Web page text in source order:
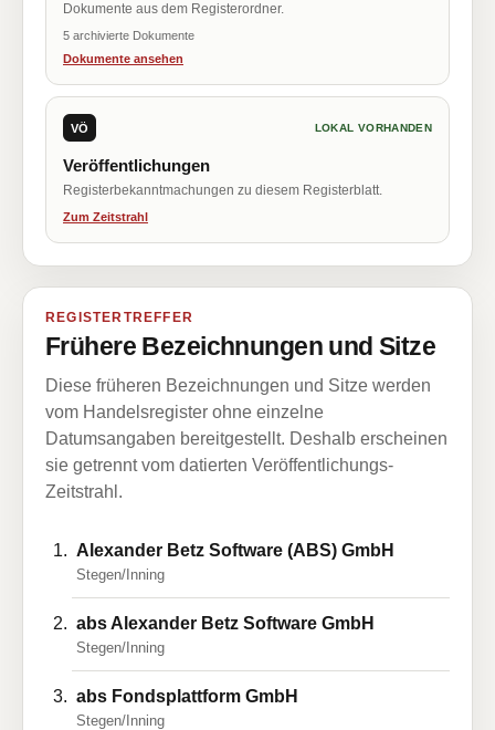
Dokumente aus dem Registerordner.
5 archivierte Dokumente
Dokumente ansehen
VÖ LOKAL VORHANDEN
Veröffentlichungen
Registerbekanntmachungen zu diesem Registerblatt.
Zum Zeitstrahl
REGISTERTREFFER
Frühere Bezeichnungen und Sitze
Diese früheren Bezeichnungen und Sitze werden
vom Handelsregister ohne einzelne
Datumsangaben bereitgestellt. Deshalb erscheinen
sie getrennt vom datierten Veröffentlichungs-
Zeitstrahl.
Alexander Betz Software (ABS) GmbH
Stegen/Inning
abs Alexander Betz Software GmbH
Stegen/Inning
abs Fondsplattform GmbH
Stegen/Inning